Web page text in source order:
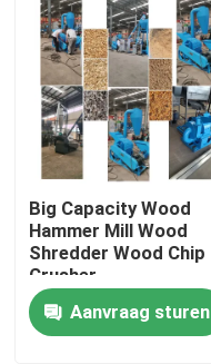
Thuis
Producten
Big Capacity Wood
Hammer Mill Wood
Shredder Wood Chip
Crusher
Aanvraag sturen